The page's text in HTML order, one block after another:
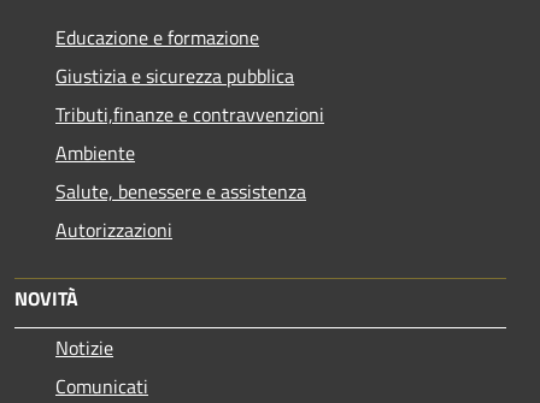
Educazione e formazione
Giustizia e sicurezza pubblica
Tributi,finanze e contravvenzioni
Ambiente
Salute, benessere e assistenza
Autorizzazioni
NOVITÀ
Notizie
Comunicati